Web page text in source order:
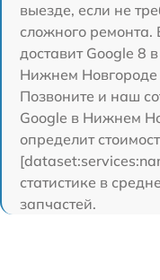
выезде, если не
сложного ремонта.
доставит Google 8
Нижнем Новгороде
Позвоните и наш
Google в Нижнем
определит
статистике в
запчастей.